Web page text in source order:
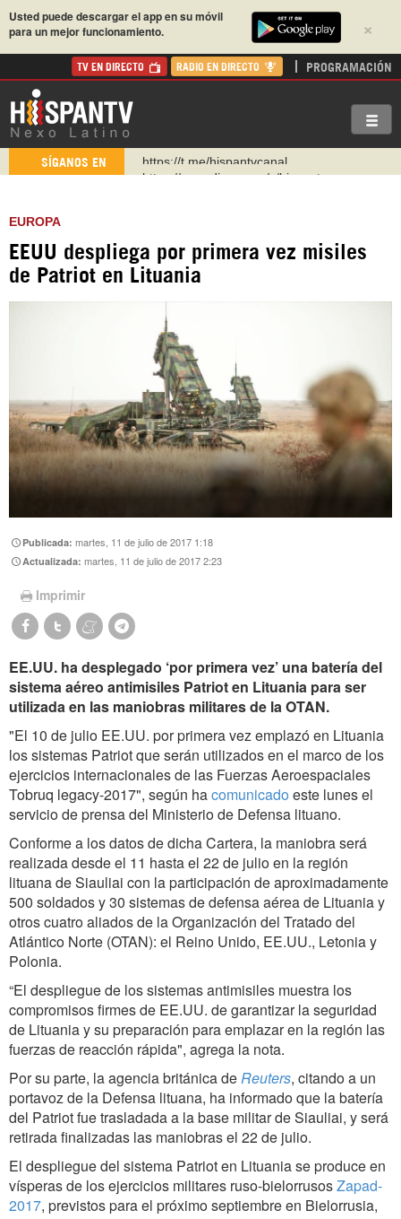
×
Usted puede descargar el app en su móvil
para un mejor funcionamiento.
TV EN DIRECTO RADIO EN DIRECTO PROGRAMACIÓN
SÍGANOS EN
https://urmedium.com/c/hispantv
https://www.facebook.com/Nexolatino.Canal
https://www.youtube.com/@nexo_latino
https://t.me/hispantvcanal
EUROPA
EEUU despliega por primera vez misiles
de Patriot en Lituania
Publicada:martes, 11 de julio de 2017 1:18
Actualizada:martes, 11 de julio de 2017 2:23
Imprimir
EE.UU. ha desplegado ‘por primera vez’ una batería del
sistema aéreo antimisiles Patriot en Lituania para ser
utilizada en las maniobras militares de la OTAN.
"El 10 de julio EE.UU. por primera vez emplazó en Lituania
los sistemas Patriot que serán utilizados en el marco de los
ejercicios internacionales de las Fuerzas Aeroespaciales
Tobruq legacy-2017", según hacomunicado este lunes el
servicio de prensa del Ministerio de Defensa lituano.
Conforme a los datos de dicha Cartera, la maniobra será
realizada desde el 11 hasta el 22 de julio en la región
lituana de Siauliai con la participación de aproximadamente
500 soldados y 30 sistemas de defensa aérea de Lituania y
otros cuatro aliados de la Organización del Tratado del
Atlántico Norte (OTAN): el Reino Unido, EE.UU., Letonia y
Polonia.
“El despliegue de los sistemas antimisiles muestra los
compromisos firmes de EE.UU. de garantizar la seguridad
de Lituania y su preparación para emplazar en la región las
fuerzas de reacción rápida", agrega la nota.
Por su parte, la agencia británica deReuters, citando a un
portavoz de la Defensa lituana, ha informado que la batería
del Patriot fue trasladada a la base militar de Siauliai, y será
retirada finalizadas las maniobras el 22 de julio.
El despliegue del sistema Patriot en Lituania se produce en
vísperas de los ejercicios militares ruso-bielorrusosZapad-
2017, previstos para el próximo septiembre en Bielorrusia,